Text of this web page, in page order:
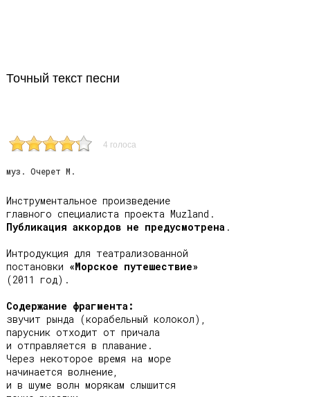
Точный текст песни
4 голоса
муз. Очерет М.
Инструментальное произведение
Публикация аккордов не предусмотрена .
Интродукция для театрализованной
постановки «Морское путешествие»
(2011 год).
Содержание фрагмента:
звучит рында (корабельный колокол),
парусник отходит от причала
и отправляется в плавание.
Через некоторое время на море
начинается волнение,
и в шуме волн морякам слышится